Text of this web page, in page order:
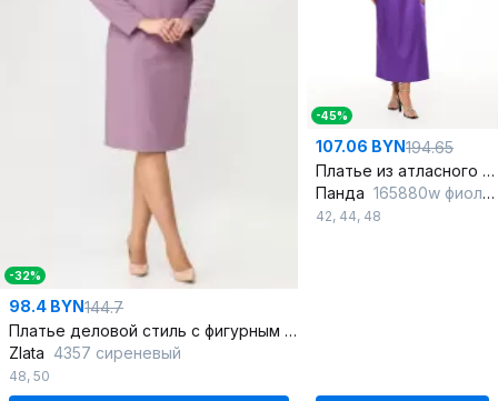
-32%
98.4 BYN144.7
Платье деловой стиль с фигурным вырезом и складками
Zlata 4357 сиреневый
48, 50
-45%
107.06 BYN194.65
Платье из атласного текстиля с талиевым силуэтом
Панда 165880w фиолетовый
42, 44, 48